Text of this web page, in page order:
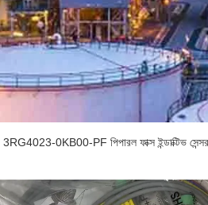
3RG4023-0KB00-PF পিপারল ফাক্স ইন্ডাক্টিভ সেন্সর